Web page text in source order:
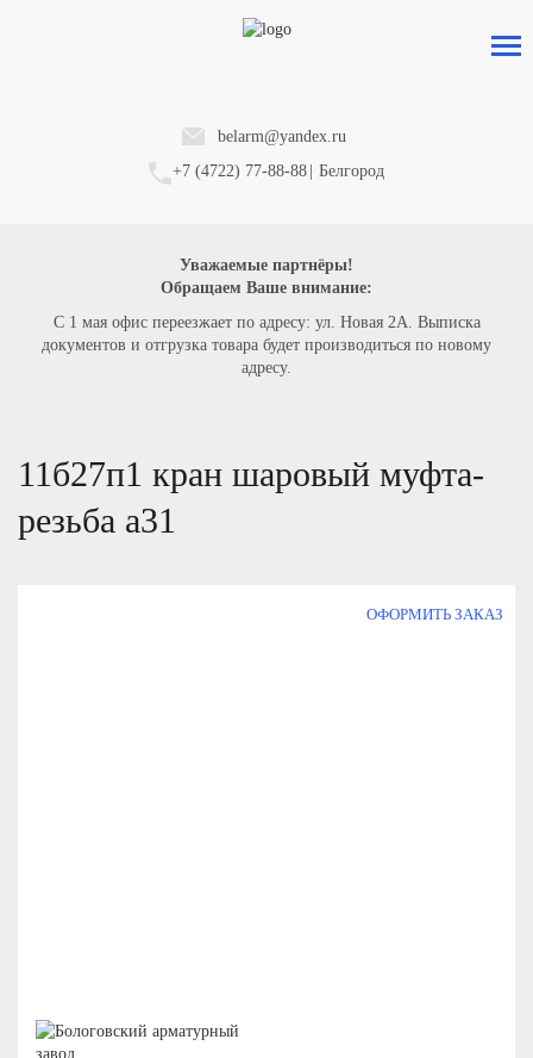
belarm@yandex.ru
+7 (4722) 77-88-88
Белгород
Уважаемые партнёры!
Обращаем Ваше внимание:
С 1 мая офис переезжает по адресу: ул. Новая 2А. Выписка
документов и отгрузка товара будет производиться по новому
адресу.
11б27п1 кран шаровый муфта-
резьба а31
ОФОРМИТЬ ЗАКАЗ